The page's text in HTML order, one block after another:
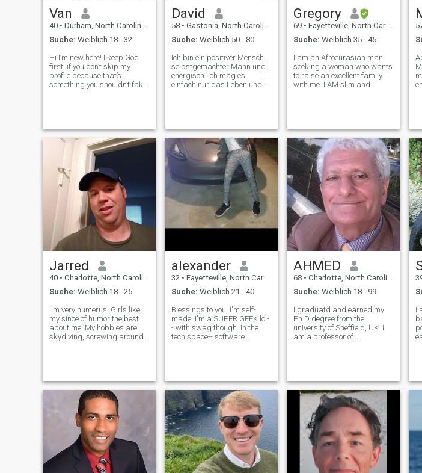
Van
40 • Durham, North Carolina, USA
Suche: Weiblich 18 - 32
Hi I’m new here! I keep God
first, if you don’t skip my
profile because that’s
something you shouldn’t fake
swimming, beaches, eating
David
58 • Gastonia, North Carolina, USA
Suche: Weiblich 50 - 80
Ich bin ein positiver Mensch,
selbstgemachter Mann und
energisch. Ich mag es
einfach nur das Leben und
glücklichsten zu machen.Ich
bringe ein Gefühl von Zweck
und Hingabe für alles, was
ich tue, ich liebe Abenteuer
und spontane
Entscheidungen. Ich mag
einen aktiven Lebensstil und
bin offen für alles neue.
Gregory
69 • Fayetteville, North Carolina, USA
Suche: Weiblich 35 - 45
I am an Afroeurasian man,
seeking a woman who wants
to raise an excellent family
with me. I AM slim and
working on an awesome
ancestral piece!
Jarred
40 • Charlotte, North Carolina, USA
Suche: Weiblich 18 - 25
I'm very humerus. Girls like
my since of humor the best
about me. My hobbies are
skydiving, screwing around
good career in the food
industry
alexander
32 • Fayetteville, North Carolina, USA
Suche: Weiblich 21 - 40
Blessings to you, I'm self-
made. I'm a SUPER GEEK lol-
- with swag though. In the
tech space-- software
to work. Life long learner and
bag
AHMED
68 • Charlotte, North Carolina, USA
Suche: Weiblich 18 - 99
I graduatd and earned my
Ph.D degree from the
university of Sheffield, UK. I
am a professor of
my future wife I am a simple
I
I